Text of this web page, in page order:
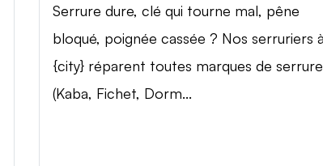
Serrure dure, clé qui tourne mal, pêne
bloqué, poignée cassée ? Nos serruriers
{city} réparent toutes marques de
(Kaba, Fichet, Dorm...